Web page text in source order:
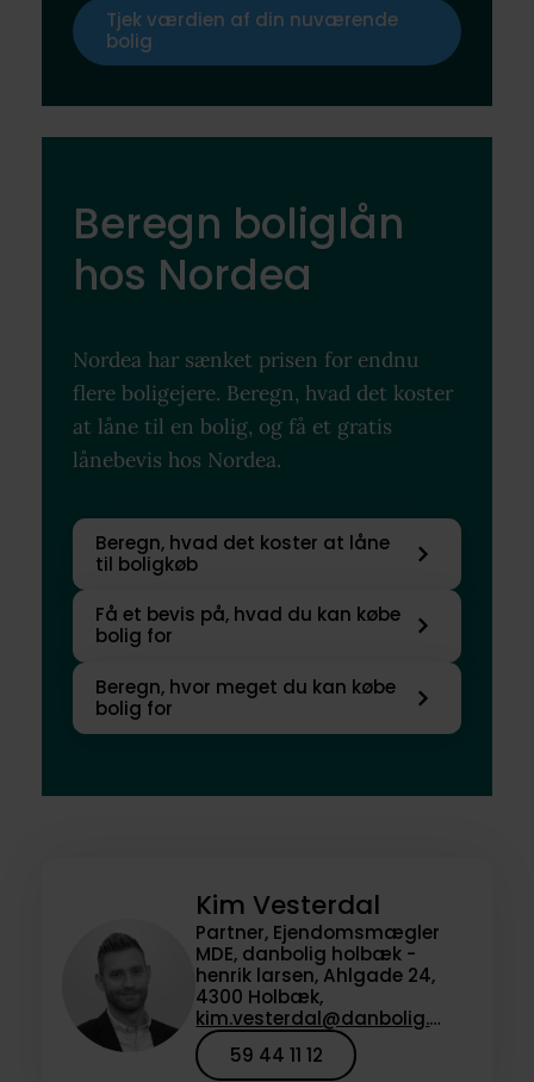
Tjek værdien af din nuværende
bolig
Beregn boliglån
hos Nordea
Nordea har sænket prisen for endnu
flere boligejere. Beregn, hvad det koster
at låne til en bolig, og få et gratis
lånebevis hos Nordea.
Beregn, hvad det koster at låne
til boligkøb
Få et bevis på, hvad du kan købe
bolig for
Beregn, hvor meget du kan købe
bolig for
Kim Vesterdal
Partner, Ejendomsmægler
MDE, danbolig holbæk -
henrik larsen, Ahlgade 24,
4300 Holbæk,
kim.vesterdal@danbolig.dk
59 44 11 12